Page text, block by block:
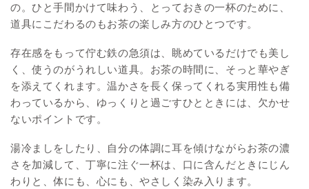
の。ひと手間かけて味わう、とっておきの一杯のために、
道具にこだわるのもお茶の楽しみ方のひとつです。
存在感をもって佇む鉄の急須は、眺めているだけでも美し
く、使うのがうれしい道具。お茶の時間に、そっと華やぎ
を添えてくれます。温かさを長く保ってくれる実用性も備
わっているから、ゆっくりと過ごすひとときには、欠かせ
ないポイントです。
湯冷ましをしたり、自分の体調に耳を傾けながらお茶の濃
さを加減して、丁寧に注ぐ一杯は、口に含んだときにじん
わりと、体にも、心にも、やさしく染み入ります。